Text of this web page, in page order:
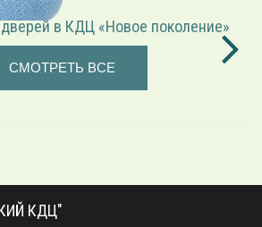
в КДЦ «Новое поколение»
СМОТРЕТЬ ВСЕ
КДЦ"